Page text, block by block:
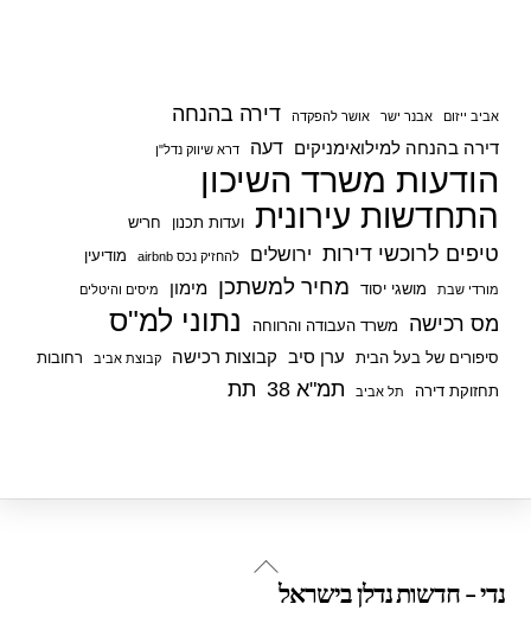
אביב ייזום אבנר ישר אושר להפקדה דירה בהנחה
דירה בהנחה למילואימניקים דעה דרא שיווק נדל"ן
הודעות משרד השיכון
התחדשות עירונית ועדות תכנון חריש
טיפים לרוכשי דירות ירושלים להחזיק נכס airbnb מודיעין
מורדי שבת מושגי יסוד מחיר למשתכן מימון מיסים והיטלים
מס רכישה משרד העבודה והרווחה נתוני למ"ס
סיפורים של בעל הבית ערן סיב קבוצות רכישה קבוצת אביב
רחובות
תחזוקת דירה
תל אביב תמ"א 38 תת
Back
נדי - חדשות נדלן בישראל